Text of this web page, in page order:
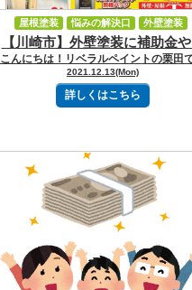
【川崎市】外壁塗装に補助金
こんにちは！リベラルペイントの栗田
2021.12.13(Mon)
詳しくはこちら
屋根塗装 悩みの解決口
外壁塗装
補助金・助成金
イベント・キャンペー